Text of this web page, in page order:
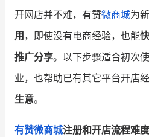
行业洞察
品牌消费观 行
培训课程
私域课程 新
开网店并不难，有赞微商城为
用 ，即使没有电商经验，也能
推广分享。以下步骤适合初次
业，也帮助已有其它平台开店
生意。
有赞微商城注册和开店流程难